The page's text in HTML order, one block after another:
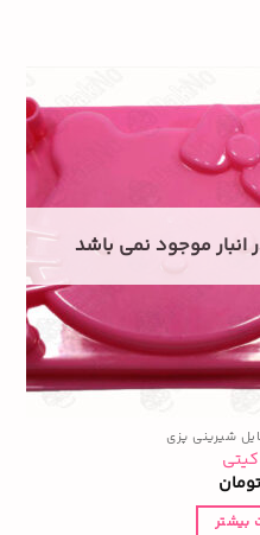
انبار موجود نمی باشد
شیرینی پزی
تومان
بیشتر